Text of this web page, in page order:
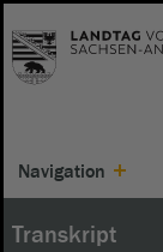
Navigation
Transkript